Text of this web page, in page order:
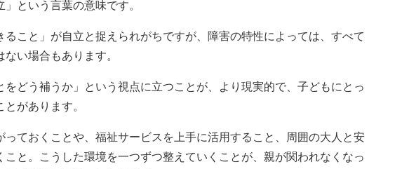
という言葉の意味です。
こと」が自立と捉えられがちですが、障害の特性によっては、すべて
い場合もあります。
どう補うか」という視点に立つことが、より現実的で、子どもにとっ
があります。
ておくことや、福祉サービスを上手に活用すること、周囲の大人と安
と。こうした環境を一つずつ整えていくことが、親が関われなくなっ